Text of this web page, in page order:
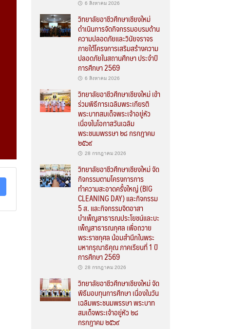
6 สิงหาคม 2026
วิทยาลัยอาชีวศึกษาเชียงใหม่
ดำเนินการจัดกิจกรรมอบรมด้าน
ความปลอดภัยและวินัยจราจร
ภายใต้โครงการเสริมสร้างความ
ปลอดภัยในสถานศึกษา ประจำปี
การศึกษา 2569
6 สิงหาคม 2026
วิทยาลัยอาชีวศึกษาเชียงใหม่ เข้า
ร่วมพิธีการเฉลิมพระเกียรติ
พระบาทสมเด็จพระเจ้าอยู่หัว
เนื่องในโอกาสวันเฉลิม
พระชนมพรรษา ๒๘ กรกฎาคม
๒๕๖๙
28 กรกฎาคม 2026
วิทยาลัยอาชีวศึกษาเชียงใหม่ จัด
กิจกรรมตามโครงการการ
ทำความสะอาดครั้งใหญ่ (BIG
CLEANING DAY) และกิจกรรม
5 ส. และกิจกรรมจิตอาสา
บำเพ็ญสาธารณประโยชน์และบะ
เพ็ญสาธารณกุศล เพื่อถวาย
พระราชกุศล น้อมสำนึกในพระ
มหากรุณาธิคุณ ภาคเรียนที่ 1 ปี
การศึกษา 2569
28 กรกฎาคม 2026
วิทยาลัยอาชีวศึกษาเชียงใหม่ จัด
พิธีมอบทุนการศึกษา เนื่องในวัน
เฉลิมพระชนมพรรษา พระบาท
สมเด็จพระเจ้าอยู่หัว ๒๘
กรกฎาคม ๒๕๖๙